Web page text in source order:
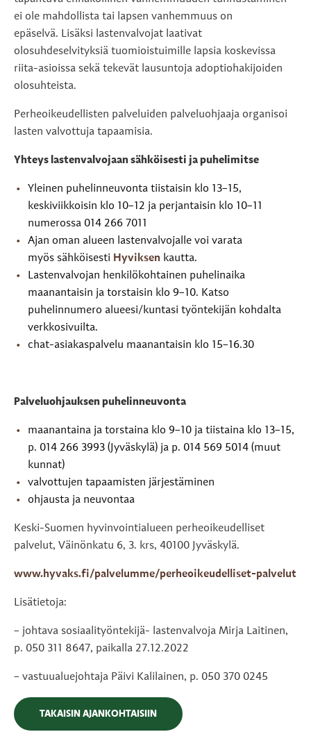
ei ole mahdollista tai lapsen vanhemmuus on
epäselvä. Lisäksi lastenvalvojat laativat
olosuhdeselvityksiä tuomioistuimille lapsia koskevissa
riita-asioissa sekä tekevät lausuntoja adoptiohakijoiden
olosuhteista.
Perheoikeudellisten palveluiden palveluohjaaja organisoi
lasten valvottuja tapaamisia.
Yhteys lastenvalvojaan sähköisesti ja puhelimitse
Yleinen puhelinneuvonta tiistaisin klo 13–15,
keskiviikkoisin klo 10–12 ja perjantaisin klo 10–11
numerossa 014 266 7011
Ajan oman alueen lastenvalvojalle voi varata
myös sähköisesti Hyviksen kautta.
Lastenvalvojan henkilökohtainen puhelinaika
maanantaisin ja torstaisin klo 9–10. Katso
puhelinnumero alueesi/kuntasi työntekijän kohdalta
verkkosivuilta.
chat-asiakaspalvelu maanantaisin klo 15–16.30
Palveluohjauksen puhelinneuvonta
maanantaina ja torstaina klo 9–10 ja tiistaina klo 13–15,
p. 014 266 3993 (Jyväskylä) ja p. 014 569 5014 (muut
kunnat)
valvottujen tapaamisten järjestäminen
ohjausta ja neuvontaa
Keski-Suomen hyvinvointialueen perheoikeudelliset
palvelut, Väinönkatu 6, 3. krs, 40100 Jyväskylä.
www.hyvaks.fi/palvelumme/perheoikeudelliset-palvelut
Lisätietoja:
– johtava sosiaalityöntekijä- lastenvalvoja Mirja Laitinen,
p. 050 311 8647, paikalla 27.12.2022
– vastuualuejohtaja Päivi Kalilainen, p. 050 370 0245
TAKAISIN AJANKOHTAISIIN